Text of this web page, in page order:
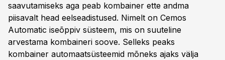
saavutamiseks aga peab kombainer ette andma
piisavalt head eelseadistused. Nimelt on Cemos
Automatic iseõppiv süsteem, mis on suuteline
arvestama kombaineri soove. Selleks peaks
kombainer automaatsüsteemid mõneks ajaks välja